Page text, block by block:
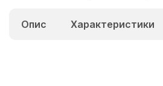
Опис Характеристики